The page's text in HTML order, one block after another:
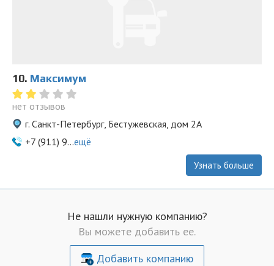
10. Максимум
нет отзывов
г. Санкт-Петербург, Бестужевская, дом 2А
+7 (911) 9...ещё
Узнать больше
Не нашли нужную компанию?
Вы можете добавить ее.
Добавить компанию